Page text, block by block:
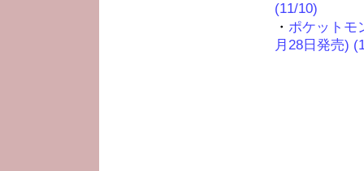
(11/10)
・ ポケットモ
月28日発売)